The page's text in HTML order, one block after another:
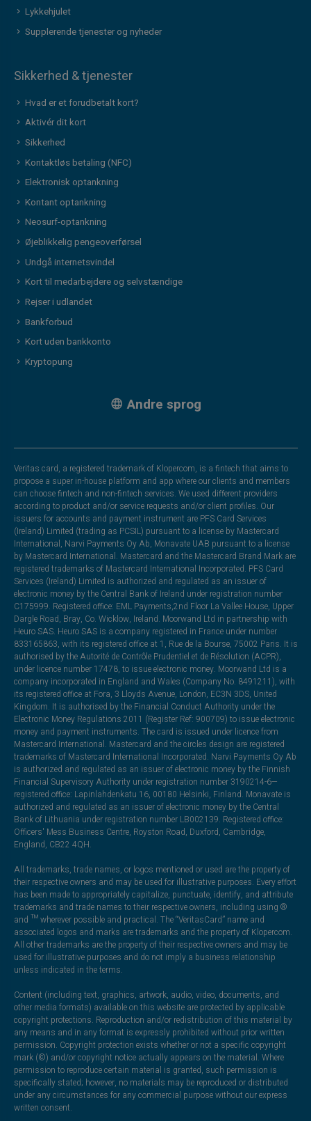
Lykkehjulet
Supplerende tjenester og nyheder
Sikkerhed & tjenester
Hvad er et forudbetalt kort?
Aktivér dit kort
Sikkerhed
Kontaktløs betaling (NFC)
Elektronisk optankning
Kontant optankning
Neosurf-optankning
Øjeblikkelig pengeoverførsel
Undgå internetsvindel
Kort til medarbejdere og selvstændige
Rejser i udlandet
Bankforbud
Kort uden bankkonto
Kryptopung
Andre sprog
Veritas card, a registered trademark of Klopercom, is a fintech that aims to
propose a super in-house platform and app where our clients and members
can choose fintech and non-fintech services. We used different providers
according to product and/or service requests and/or client profiles. Our
issuers for accounts and payment instrument are PFS Card Services
(Ireland) Limited (trading as PCSIL) pursuant to a license by Mastercard
International, Narvi Payments Oy Ab, Monavate UAB pursuant to a license
by Mastercard International. Mastercard and the Mastercard Brand Mark are
registered trademarks of Mastercard International Incorporated. PFS Card
Services (Ireland) Limited is authorized and regulated as an issuer of
electronic money by the Central Bank of Ireland under registration number
C175999. Registered office: EML Payments,2nd Floor La Vallee House, Upper
Dargle Road, Bray, Co. Wicklow, Ireland. Moorwand Ltd in partnership with
Heuro SAS. Heuro SAS is a company registered in France under number
833165863, with its registered office at 1, Rue de la Bourse, 75002 Paris. It is
authorised by the Autorité de Contrôle Prudentiel et de Résolution (ACPR),
under licence number 17478, to issue electronic money. Moorwand Ltd is a
company incorporated in England and Wales (Company No. 8491211), with
its registered office at Fora, 3 Lloyds Avenue, London, EC3N 3DS, United
Kingdom. It is authorised by the Financial Conduct Authority under the
Electronic Money Regulations 2011 (Register Ref: 900709) to issue electronic
money and payment instruments. The card is issued under licence from
Mastercard International. Mastercard and the circles design are registered
trademarks of Mastercard International Incorporated. Narvi Payments Oy Ab
is authorized and regulated as an issuer of electronic money by the Finnish
Financial Supervisory Authority under registration number 3190214-6—
registered office: Lapinlahdenkatu 16, 00180 Helsinki, Finland. Monavate is
authorized and regulated as an issuer of electronic money by the Central
Bank of Lithuania under registration number LB002139. Registered office:
Officers' Mess Business Centre, Royston Road, Duxford, Cambridge,
England, CB22 4QH.
All trademarks, trade names, or logos mentioned or used are the property of
their respective owners and may be used for illustrative purposes. Every effort
has been made to appropriately capitalize, punctuate, identify, and attribute
trademarks and trade names to their respective owners, including using ®
and ™ wherever possible and practical. The “VeritasCard” name and
associated logos and marks are trademarks and the property of Klopercom.
All other trademarks are the property of their respective owners and may be
used for illustrative purposes and do not imply a business relationship
unless indicated in the terms.
Content (including text, graphics, artwork, audio, video, documents, and
other media formats) available on this website are protected by applicable
copyright protections. Reproduction and/or redistribution of this material by
any means and in any format is expressly prohibited without prior written
permission. Copyright protection exists whether or not a specific copyright
mark (©) and/or copyright notice actually appears on the material. Where
permission to reproduce certain material is granted, such permission is
specifically stated; however, no materials may be reproduced or distributed
under any circumstances for any commercial purpose without our express
written consent.